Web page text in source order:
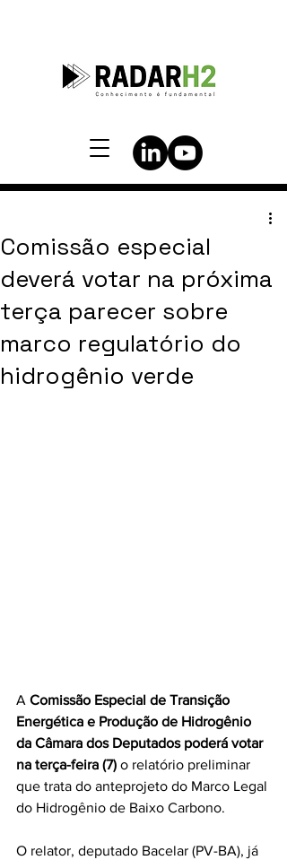
Comissão especial
deverá votar na próxima
terça parecer sobre
marco regulatório do
hidrogênio verde
A Comissão Especial de Transição
Energética e Produção de Hidrogênio
da Câmara dos Deputados poderá votar
na terça-feira (7) o relatório preliminar
que trata do anteprojeto do Marco Legal
do Hidrogênio de Baixo Carbono.
O relator, deputado Bacelar (PV-BA), já